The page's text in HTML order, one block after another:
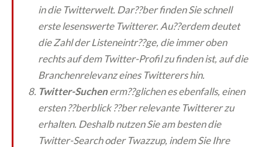
in die Twitterwelt. Dar??ber finden Sie schnell
erste lesenswerte Twitterer. Au??erdem deutet
die Zahl der Listeneintr??ge, die immer oben
rechts auf dem Twitter-Profil zu finden ist, auf die
Branchenrelevanz eines Twitterers hin.
Twitter-Suchenerm??glichen es ebenfalls, einen
ersten ??berblick ??ber relevante Twitterer zu
erhalten. Deshalb nutzen Sie am besten die
Twitter-Search oder Twazzup, indem Sie Ihre